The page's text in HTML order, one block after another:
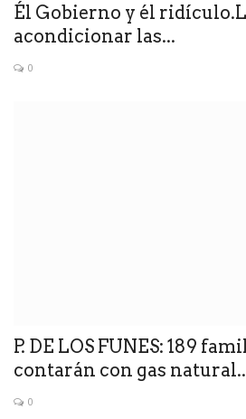
Él Gobierno y él
acondicionar las...
0
P. DE LOS FUNES: 189
contarán con gas
0